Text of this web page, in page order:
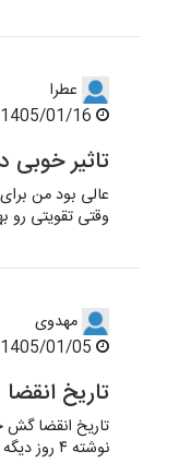
عطرا
تاثیر خوبی
عالی بود من
وقتی تقویتی
مهدوی
تاریخ انقضا
تاریخ انقضا گش
نوشته ۴ روز دیگه تموم میشه